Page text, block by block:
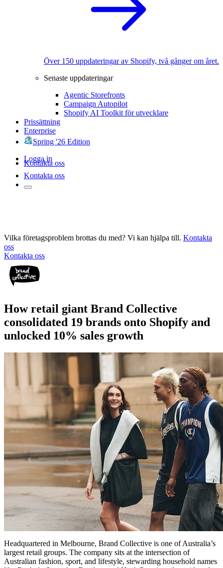
Över 150 uppdateringar av Shopify, två gånger om året.
Senaste uppdateringar
Agentic Storefronts
Campaign Autopilot
Shopify AI Toolkit för utvecklare
Prissättning
Enterprise
Spring '26 Edition
Logga in
Kontakta oss
Kontakta oss
Vilka företagsproblem brottas du med? Vi kan hjälpa till. Kontakta
oss
Kontakta oss
How retail giant Brand Collective
consolidated 19 brands onto Shopify and
unlocked 10% sales growth
Headquartered in Melbourne, Brand Collective is one of Australia’s
largest retail groups. The company sits at the intersection of
Australian fashion, sport, and lifestyle, stewarding household names